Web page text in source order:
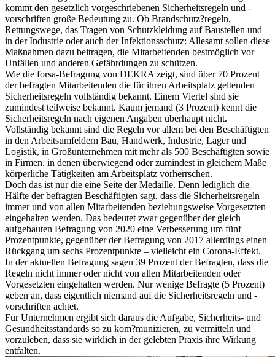
kommt den gesetzlich vorgeschriebenen Sicherheitsregeln und -
vorschriften große Bedeutung zu. Ob Brandschutz?regeln,
Rettungswege, das Tragen von Schutzkleidung auf Baustellen und
in der Industrie oder auch der Infektionsschutz: Allesamt sollen diese
Maßnahmen dazu beitragen, die Mitarbeitenden bestmöglich vor
Unfällen und anderen Gefährdungen zu schützen.
Wie die forsa-Befragung von DEKRA zeigt, sind über 70 Prozent
der befragten Mitarbeitenden die für ihren Arbeitsplatz geltenden
Sicherheitsregeln vollständig bekannt. Einem Viertel sind sie
zumindest teilweise bekannt. Kaum jemand (3 Prozent) kennt die
Sicherheitsregeln nach eigenen Angaben überhaupt nicht.
Vollständig bekannt sind die Regeln vor allem bei den Beschäftigten
in den Arbeitsumfeldern Bau, Handwerk, Industrie, Lager und
Logistik, in Großunternehmen mit mehr als 500 Beschäftigten sowie
in Firmen, in denen überwiegend oder zumindest in gleichem Maße
körperliche Tätigkeiten am Arbeitsplatz vorherrschen.
Doch das ist nur die eine Seite der Medaille. Denn lediglich die
Hälfte der befragten Beschäftigten sagt, dass die Sicherheitsregeln
immer und von allen Mitarbeitenden beziehungsweise Vorgesetzten
eingehalten werden. Das bedeutet zwar gegenüber der gleich
aufgebauten Befragung von 2020 eine Verbesserung um fünf
Prozentpunkte, gegenüber der Befragung von 2017 allerdings einen
Rückgang um sechs Prozentpunkte – vielleicht ein Corona-Effekt.
In der aktuellen Befragung sagen 39 Prozent der Befragten, dass die
Regeln nicht immer oder nicht von allen Mitarbeitenden oder
Vorgesetzten eingehalten werden. Nur wenige Befragte (5 Prozent)
geben an, dass eigentlich niemand auf die Sicherheitsregeln und -
vorschriften achtet.
Für Unternehmen ergibt sich daraus die Aufgabe, Sicherheits- und
Gesundheitsstandards so zu kom?munizieren, zu vermitteln und
vorzuleben, dass sie wirklich in der gelebten Praxis ihre Wirkung
entfalten.